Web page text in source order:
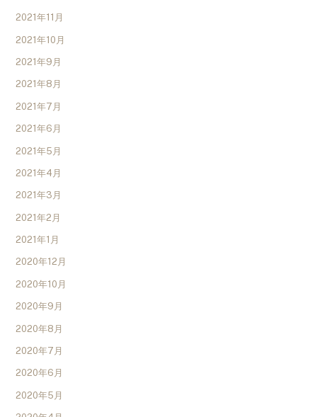
2021年11月
2021年10月
2021年9月
2021年8月
2021年7月
2021年6月
2021年5月
2021年4月
2021年3月
2021年2月
2021年1月
2020年12月
2020年10月
2020年9月
2020年8月
2020年7月
2020年6月
2020年5月